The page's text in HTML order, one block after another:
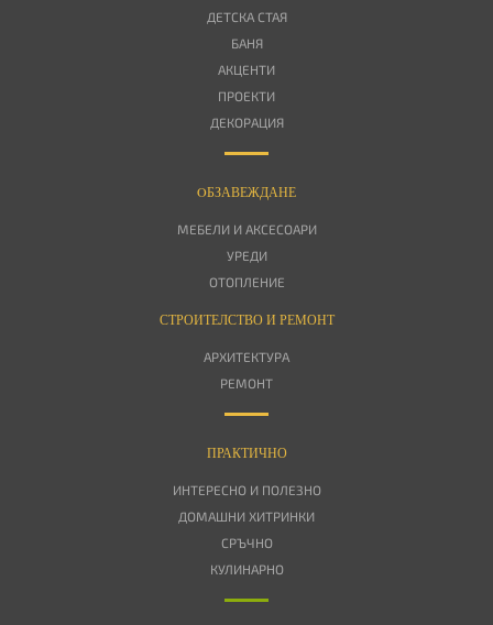
ДЕТСКА СТАЯ
БАНЯ
АКЦЕНТИ
ПРОЕКТИ
ДЕКОРАЦИЯ
OБЗАВЕЖДАНЕ
МЕБЕЛИ И АКСЕСОАРИ
УРЕДИ
ОТОПЛЕНИЕ
СТРОИТЕЛСТВО И РЕМОНТ
АРХИТЕКТУРА
РЕМОНТ
ПРАКТИЧНО
ИНТЕРЕСНО И ПОЛЕЗНО
ДОМАШНИ ХИТРИНКИ
СРЪЧНО
КУЛИНАРНО